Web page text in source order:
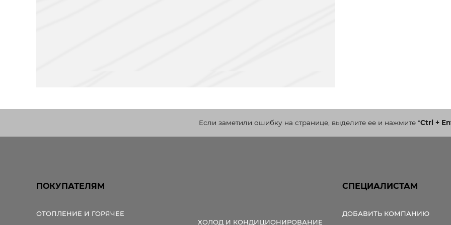
Если заметили ошибку на странице, выделите ее и нажмите"Ctrl +
ПОКУПАТЕЛЯМ
ОТОПЛЕНИЕ И ГОРЯЧЕЕ
ХОЛОД И КОНДИЦИОНИРОВАНИЕ
СПЕЦИАЛИСТАМ
ДОБАВИТЬ КОМПАНИЮ